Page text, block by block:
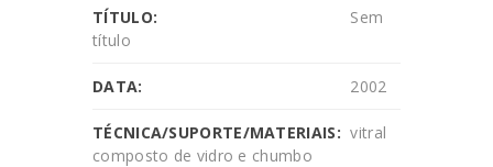
TÍTULO:
Sem
título
DATA: 2002
TÉCNICA/SUPORTE/MATERIAIS: vitral
composto de vidro e chumbo